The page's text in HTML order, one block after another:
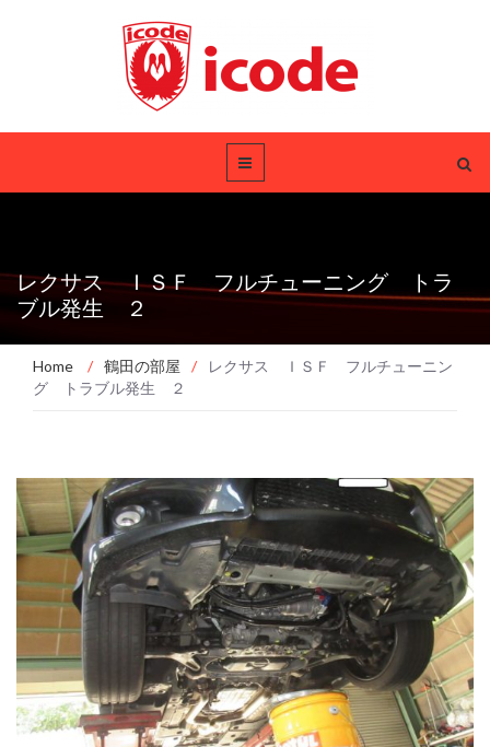
レクサス ＩＳＦ フルチューニング トラ
ブル発生 ２
Home / 鶴田の部屋 /
レクサス ＩＳＦ フルチューニン
グ トラブル発生 ２